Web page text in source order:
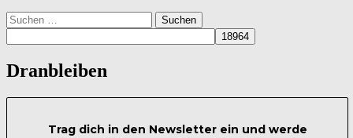
Suchen
nach:
Dranbleiben
Trag dich in den Newsletter ein und werde